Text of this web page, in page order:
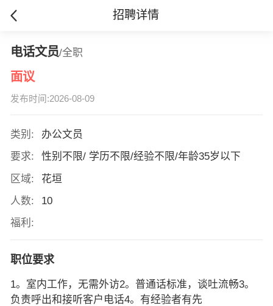
招聘详情
电话文员/全职
面议
发布时间:2026-08-09
类别:
办公文员
要求:
性别不限/ 学历不限/经验不限/年龄35岁以下
区域:
花垣
人数:
10
福利:
职位要求
1。室内工作，无需外访2。普通话标准，谈吐流畅3。
负责呼出和接听客户电话4。有经验者有先